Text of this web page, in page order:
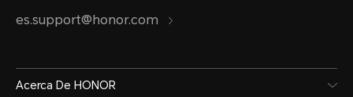
es.support@honor.com
Acerca De HONOR